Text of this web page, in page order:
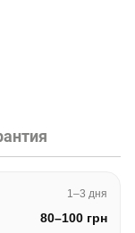
1–3 дня
80–100 грн